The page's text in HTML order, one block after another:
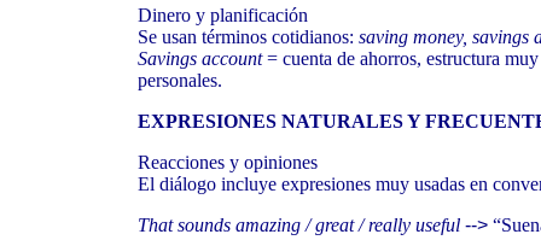
Dinero y planificación
Se usan términos cotidianos: saving money, savings
Savings account= cuenta de ahorros, estructura
personales.
EXPRESIONES NATURALES Y
Reacciones y opiniones
El diálogo incluye expresiones muy usadas en
That sounds amazing / great / really useful -->